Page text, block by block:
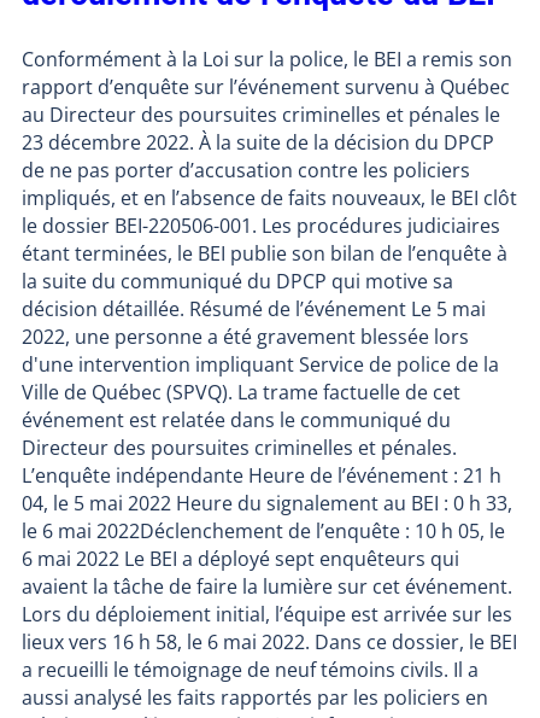
Conformément à la Loi sur la police, le BEI a remis son
rapport d’enquête sur l’événement survenu à Québec
au Directeur des poursuites criminelles et pénales le
23 décembre 2022. À la suite de la décision du DPCP
de ne pas porter d’accusation contre les policiers
impliqués, et en l’absence de faits nouveaux, le BEI clôt
le dossier BEI-220506-001. Les procédures judiciaires
étant terminées, le BEI publie son bilan de l’enquête à
la suite du communiqué du DPCP qui motive sa
décision détaillée. Résumé de l’événement Le 5 mai
2022, une personne a été gravement blessée lors
d'une intervention impliquant Service de police de la
Ville de Québec (SPVQ). La trame factuelle de cet
événement est relatée dans le communiqué du
Directeur des poursuites criminelles et pénales.
L’enquête indépendante Heure de l’événement : 21 h
04, le 5 mai 2022 Heure du signalement au BEI : 0 h 33,
le 6 mai 2022Déclenchement de l’enquête : 10 h 05, le
6 mai 2022 Le BEI a déployé sept enquêteurs qui
avaient la tâche de faire la lumière sur cet événement.
Lors du déploiement initial, l’équipe est arrivée sur les
lieux vers 16 h 58, le 6 mai 2022. Dans ce dossier, le BEI
a recueilli le témoignage de neuf témoins civils. Il a
aussi analysé les faits rapportés par les policiers en